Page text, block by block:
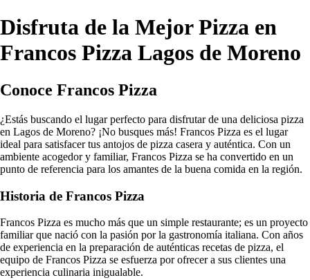
Disfruta de la Mejor Pizza en
Francos Pizza Lagos de Moreno
Conoce Francos Pizza
¿Estás buscando el lugar perfecto para disfrutar de una deliciosa pizza
en Lagos de Moreno? ¡No busques más! Francos Pizza es el lugar
ideal para satisfacer tus antojos de pizza casera y auténtica. Con un
ambiente acogedor y familiar, Francos Pizza se ha convertido en un
punto de referencia para los amantes de la buena comida en la región.
Historia de Francos Pizza
Francos Pizza es mucho más que un simple restaurante; es un proyecto
familiar que nació con la pasión por la gastronomía italiana. Con años
de experiencia en la preparación de auténticas recetas de pizza, el
equipo de Francos Pizza se esfuerza por ofrecer a sus clientes una
experiencia culinaria inigualable.